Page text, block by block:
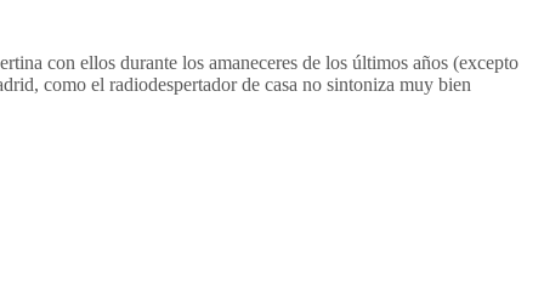
con ellos durante los amaneceres de los últimos años (excepto
como el radiodespertador de casa no sintoniza muy bien